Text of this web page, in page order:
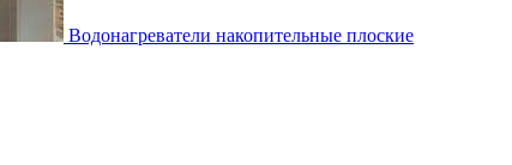
Водонагреватели накопительные плоские